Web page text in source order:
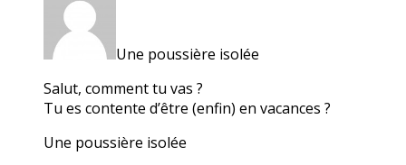
Une poussière isolée
Salut, comment tu vas ?
Tu es contente d’être (enfin) en vacances ?
Une poussière isolée